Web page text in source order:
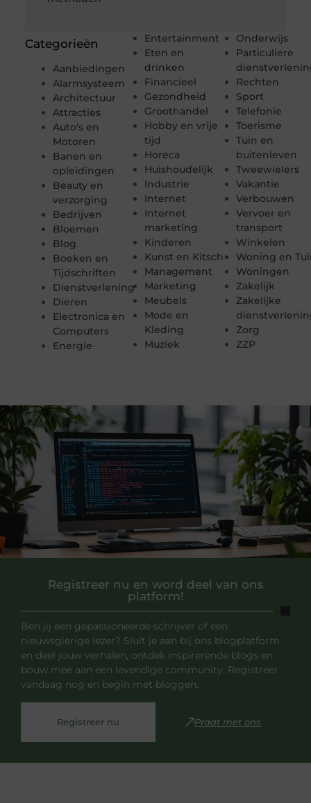
Categorieën
Aanbiedingen
Alarmsysteem
Architectuur
Attracties
Auto's en
Motoren
Banen en
opleidingen
Beauty en
verzorging
Bedrijven
Bloemen
Blog
Boeken en
Tijdschriften
Dienstverlening
Dieren
Electronica en
Computers
Energie
Entertainment
Eten en
drinken
Financieel
Gezondheid
Groothandel
Hobby en vrije
tijd
Horeca
Huishoudelijk
Industrie
Internet
Internet
marketing
Kinderen
Kunst en Kitsch
Management
Marketing
Meubels
Mode en
Kleding
Muziek
Onderwijs
Particuliere
Rechten
Sport
Telefonie
Toerisme
Tuin en
buitenleven
Tweewielers
Vakantie
Verbouwen
Vervoer en
transport
Winkelen
Woning en
Woningen
Zakelijk
Zakelijke
Zorg
ZZP
Registreer nu en word deel van ons
platform!
Ben jij een gepassioneerde schrijver of een
nieuwsgierige lezer? Sluit je aan bij ons blogplatform
en deel jouw verhalen, ontdek inspirerende blogs en
bouw mee aan een levendige community. Registreer
vandaag nog en begin met bloggen.
Registreer nu Praat met ons